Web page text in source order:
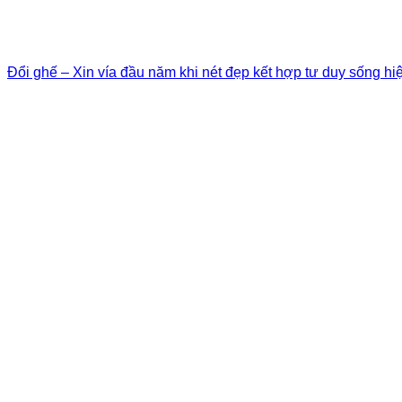
Đổi ghế – Xin vía đầu năm khi nét đẹp kết hợp tư duy sống